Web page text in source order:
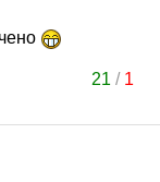
21 / 1